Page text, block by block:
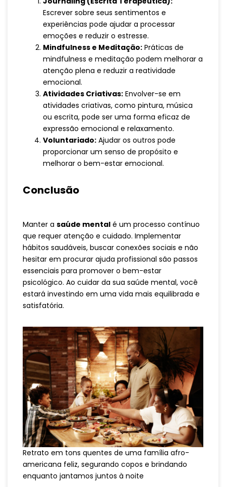
Escrever sobre seus sentimentos e
experiências pode ajudar a processar
emoções e reduzir o estresse.
Mindfulness e Meditação: Práticas de
mindfulness e meditação podem melhorar a
atenção plena e reduzir a reatividade
emocional.
Atividades Criativas: Envolver-se em
atividades criativas, como pintura, música
ou escrita, pode ser uma forma eficaz de
expressão emocional e relaxamento.
Voluntariado: Ajudar os outros pode
proporcionar um senso de propósito e
melhorar o bem-estar emocional.
Conclusão
Manter a saúde mental é um processo contínuo
que requer atenção e cuidado. Implementar
hábitos saudáveis, buscar conexões sociais e não
hesitar em procurar ajuda profissional são passos
essenciais para promover o bem-estar
psicológico. Ao cuidar da sua saúde mental, você
estará investindo em uma vida mais equilibrada e
satisfatória.
Retrato em tons quentes de uma família afro-
americana feliz, segurando copos e brindando
enquanto jantamos juntos à noite